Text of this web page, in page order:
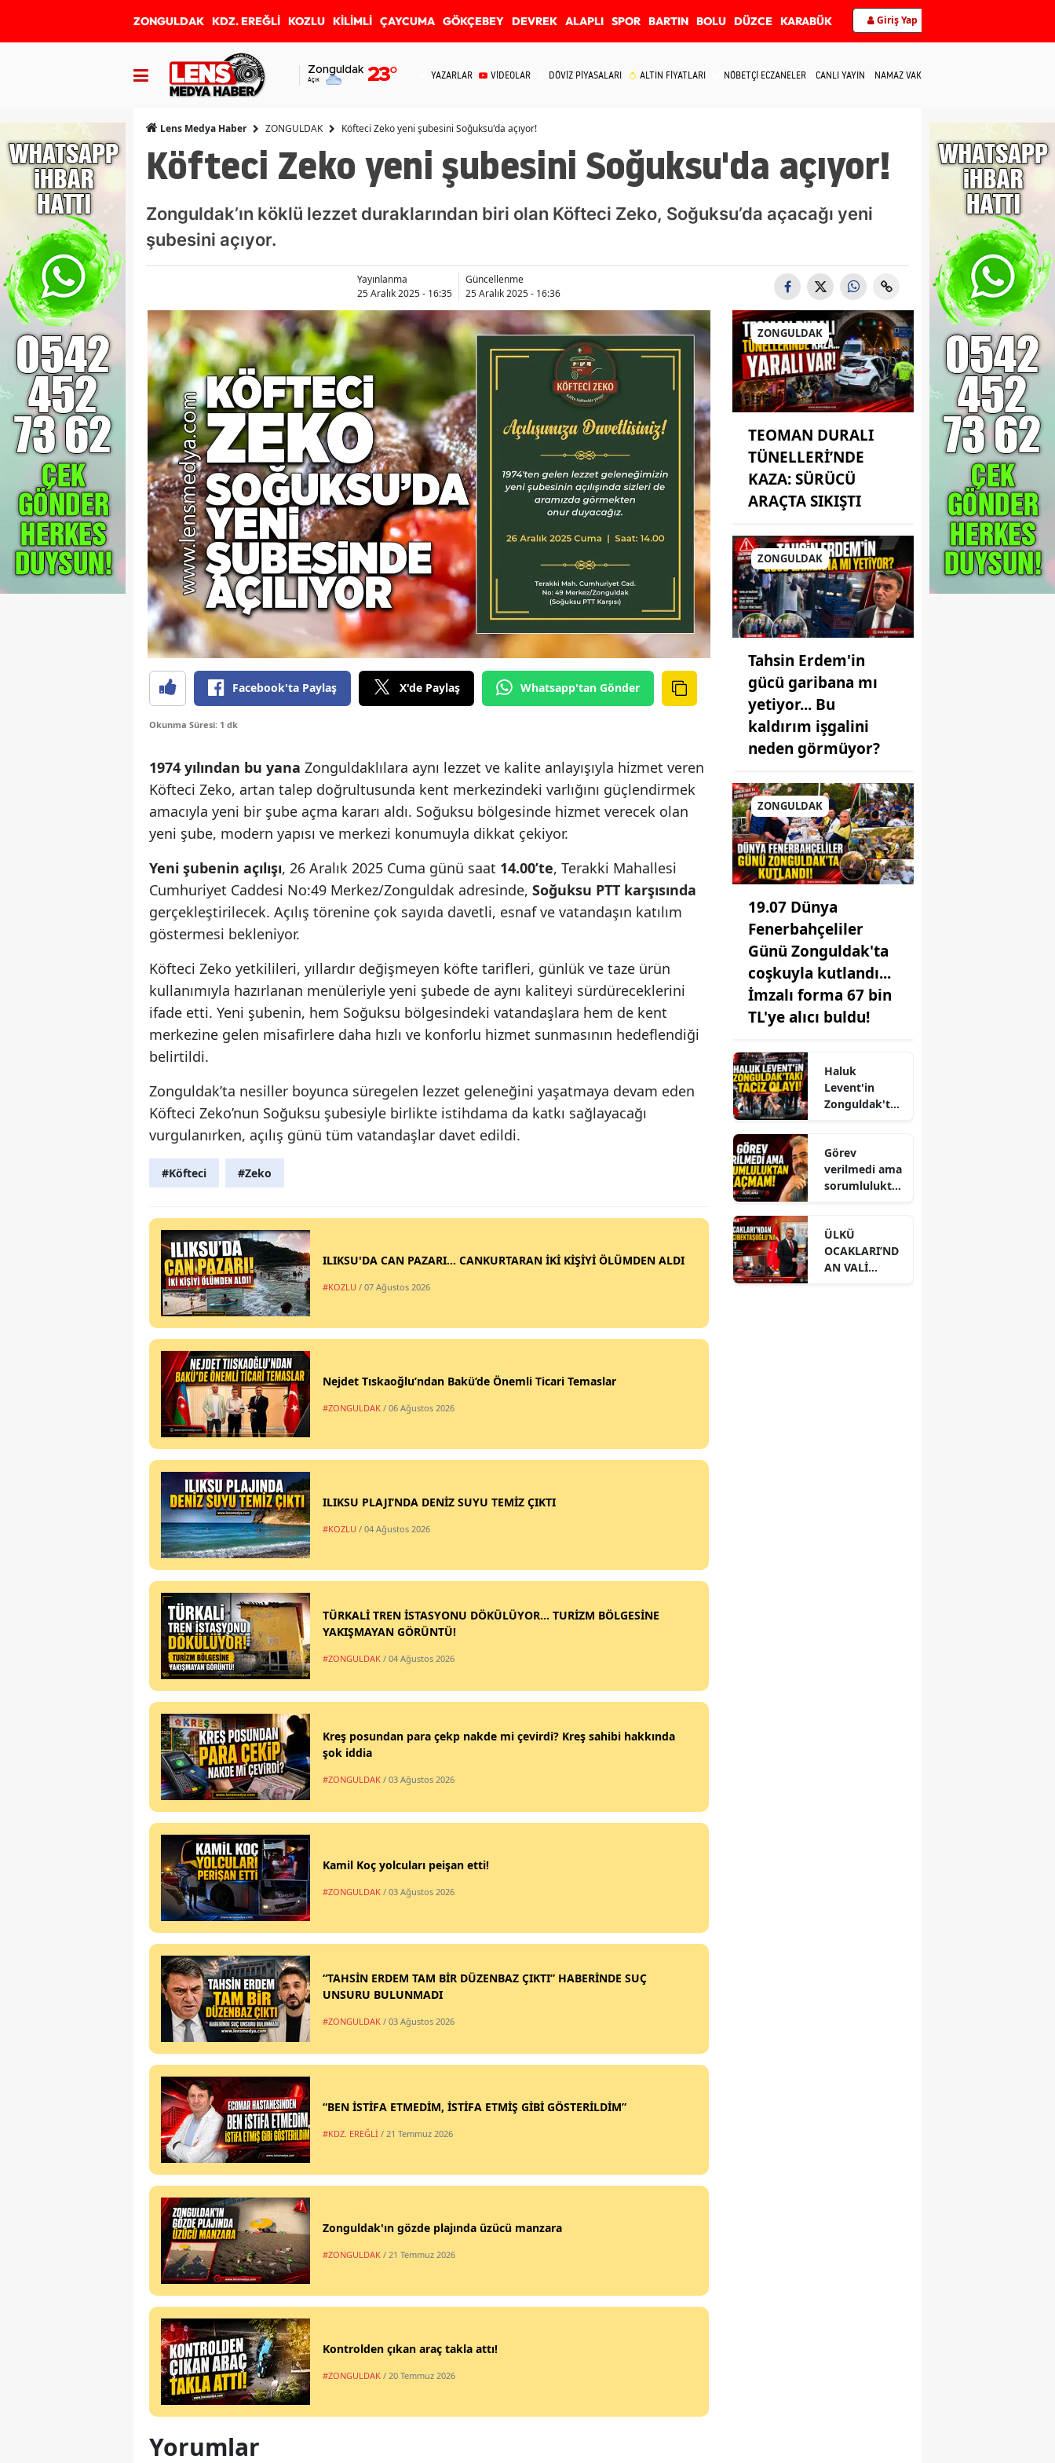
ZONGULDAK KDZ. EREĞLİ KOZLU KİLİMLİ ÇAYCUMA GÖKÇEBEY DEVREK ALAPLI SPOR BARTIN BOLU DÜZCE KARABÜK Giriş Yap
Zonguldak
Açık 23° YAZARLAR VİDEOLAR DÖVİZ PİYASALARI ALTIN FİYATLARI NÖBETÇİ ECZANELER CANLI YAYIN NAMAZ VAKİTLERİ
Lens Medya Haber ZONGULDAK Köfteci Zeko yeni şubesini Soğuksu'da açıyor!
Köfteci Zeko yeni şubesini Soğuksu'da açıyor!
Zonguldak’ın köklü lezzet duraklarından biri olan Köfteci Zeko, Soğuksu’da açacağı yeni
şubesini açıyor.
Yayınlanma
25 Aralık 2025 - 16:35
Güncellenme
25 Aralık 2025 - 16:36
Facebook'ta Paylaş X'de Paylaş Whatsapp'tan Gönder
Okunma Süresi: 1 dk
1974 yılından bu yana Zonguldaklılara aynı lezzet ve kalite anlayışıyla hizmet veren
Köfteci Zeko, artan talep doğrultusunda kent merkezindeki varlığını güçlendirmek
amacıyla yeni bir şube açma kararı aldı. Soğuksu bölgesinde hizmet verecek olan
yeni şube, modern yapısı ve merkezi konumuyla dikkat çekiyor.
Yeni şubenin açılışı, 26 Aralık 2025 Cuma günü saat 14.00’te, Terakki Mahallesi
Cumhuriyet Caddesi No:49 Merkez/Zonguldak adresinde, Soğuksu PTT karşısında
gerçekleştirilecek. Açılış törenine çok sayıda davetli, esnaf ve vatandaşın katılım
göstermesi bekleniyor.
Köfteci Zeko yetkilileri, yıllardır değişmeyen köfte tarifleri, günlük ve taze ürün
kullanımıyla hazırlanan menüleriyle yeni şubede de aynı kaliteyi sürdüreceklerini
ifade etti. Yeni şubenin, hem Soğuksu bölgesindeki vatandaşlara hem de kent
merkezine gelen misafirlere daha hızlı ve konforlu hizmet sunmasının hedeflendiği
belirtildi.
Zonguldak’ta nesiller boyunca süregelen lezzet geleneğini yaşatmaya devam eden
Köfteci Zeko’nun Soğuksu şubesiyle birlikte istihdama da katkı sağlayacağı
vurgulanırken, açılış günü tüm vatandaşlar davet edildi.
#Köfteci #Zeko
ILIKSU'DA CAN PAZARI... CANKURTARAN İKİ KİŞİYİ ÖLÜMDEN ALDI
#KOZLU / 07 Ağustos 2026
Nejdet Tıskaoğlu’ndan Bakü’de Önemli Ticari Temaslar
#ZONGULDAK / 06 Ağustos 2026
ILIKSU PLAJI’NDA DENİZ SUYU TEMİZ ÇIKTI
#KOZLU / 04 Ağustos 2026
TÜRKALİ TREN İSTASYONU DÖKÜLÜYOR... TURİZM BÖLGESİNE
YAKIŞMAYAN GÖRÜNTÜ!
#ZONGULDAK / 04 Ağustos 2026
Kreş posundan para çekp nakde mi çevirdi? Kreş sahibi hakkında
şok iddia
#ZONGULDAK / 03 Ağustos 2026
Kamil Koç yolcuları peişan etti!
#ZONGULDAK / 03 Ağustos 2026
“TAHSİN ERDEM TAM BİR DÜZENBAZ ÇIKTI” HABERİNDE SUÇ
UNSURU BULUNMADI
#ZONGULDAK / 03 Ağustos 2026
“BEN İSTİFA ETMEDİM, İSTİFA ETMİŞ GİBİ GÖSTERİLDİM”
#KDZ. EREĞLİ / 21 Temmuz 2026
Zonguldak'ın gözde plajında üzücü manzara
#ZONGULDAK / 21 Temmuz 2026
Kontrolden çıkan araç takla attı!
#ZONGULDAK / 20 Temmuz 2026
Yorumlar
ZONGULDAK
TEOMAN DURALI
TÜNELLERİ’NDE
KAZA: SÜRÜCÜ
ARAÇTA SIKIŞTI
ZONGULDAK
Tahsin Erdem'in
gücü garibana mı
yetiyor... Bu
kaldırım işgalini
neden görmüyor?
ZONGULDAK
19.07 Dünya
Fenerbahçeliler
Günü Zonguldak'ta
coşkuyla kutlandı...
İmzalı forma 67 bin
TL'ye alıcı buldu!
Haluk
Levent'in
Zonguldak'ta
Görev
verilmedi ama
sorumlulukta
ÜLKÜ
OCAKLARI’ND
AN VALİ